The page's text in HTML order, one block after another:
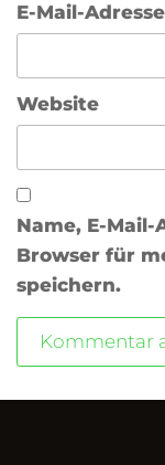
E-Mail-Adresse
Website
Name, E-
Browser für
speichern.